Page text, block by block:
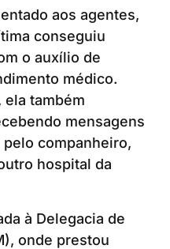
aos agentes,
conseguiu
o auxílio de
médico.
ela também
mensagens
companheiro,
hospital da
à Delegacia de
onde prestou